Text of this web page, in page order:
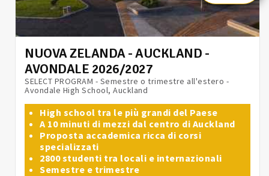
NUOVA ZELANDA - AUCKLAND -
AVONDALE 2026/2027
SELECT PROGRAM - Semestre o trimestre all'estero -
Avondale High School, Auckland
High school tra le più grandi del Paese
A 10 minuti di mezzi dal centro di Auckland
Proposta accademica ricca di corsi
specializzati
2800 studenti tra locali e internazionali
Semestre e trimestre